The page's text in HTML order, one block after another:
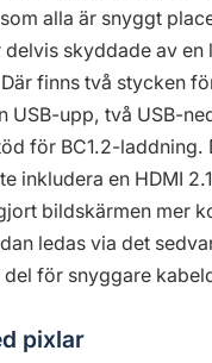
alla är snyggt
skyddade av en
finns två stycken
USB-upp, två USB-
för BC1.2-laddning.
inkludera en HDMI
bildskärmen mer
ledas via det
del för snyggare
pixlar